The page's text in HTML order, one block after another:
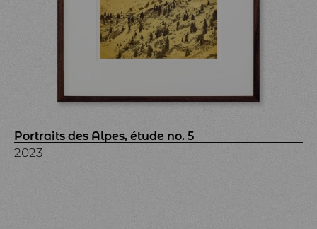
Portraits des Alpes, étude no. 5
2023